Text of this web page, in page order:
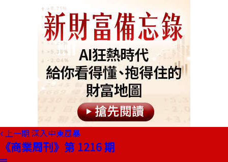
上一期 深入中東風暴
《商業周刊》第 1216 期